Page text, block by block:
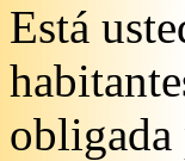
Está
obligada